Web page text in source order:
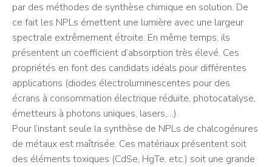
par des méthodes de synthèse chimique en solution. De
ce fait les NPLs émettent une lumière avec une largeur
spectrale extrêmement étroite. En même temps, ils
présentent un coefficient d’absorption très élevé. Ces
propriétés en font des candidats idéals pour différentes
applications (diodes électroluminescentes pour des
écrans à consommation électrique réduite, photocatalyse,
émetteurs à photons uniques, lasers,…).
Pour l’instant seule la synthèse de NPLs de chalcogénures
de métaux est maîtrisée. Ces matériaux présentent soit
des éléments toxiques (CdSe, HgTe, etc.) soit une grande